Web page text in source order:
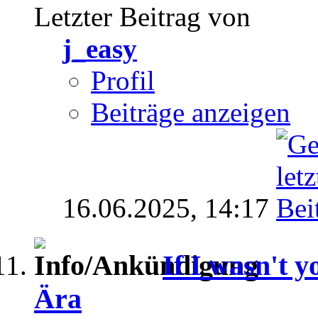
Letzter Beitrag von
j_easy
Profil
Beiträge anzeigen
16.06.2025, 14:17
If I wasn't
Ära